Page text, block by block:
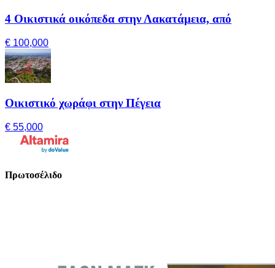
4 Οικιστικά οικόπεδα στην Λακατάμεια, από
€ 100,000
Οικιστικό χωράφι στην Πέγεια
€ 55,000
Πρωτοσέλιδο